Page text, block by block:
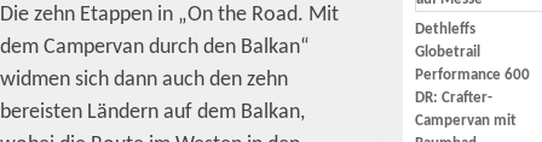
Die zehn Etappen in „On the Road. Mit
dem Campervan durch den Balkan“
widmen sich dann auch den zehn
bereisten Ländern auf dem Balkan,
Dethleffs
Globetrail
Performance 600
DR: Crafter-
Campervan mit